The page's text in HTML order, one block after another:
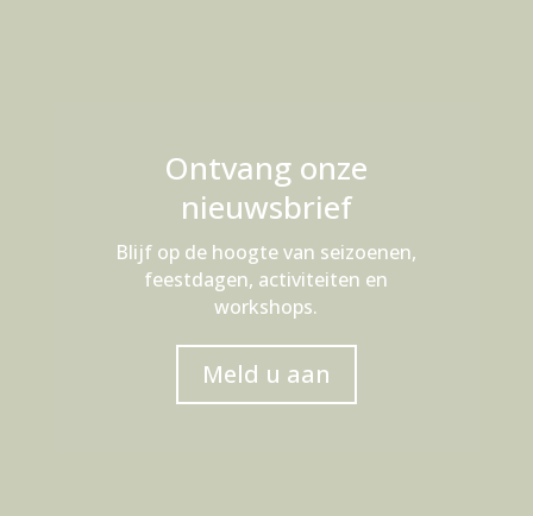
Ontvang onze
nieuwsbrief
Blijf op de hoogte van seizoenen,
feestdagen, activiteiten en
workshops.
Meld u aan